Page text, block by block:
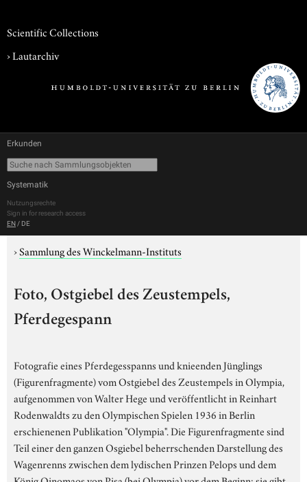
Scientific Collections
›Lautarchiv
Erkunden
Systematik
Nutzungsrechte
Sign in for research access
EN / DE
›Sammlung des Winckelmann-Instituts
Foto, Ostgiebel des Zeustempels,
Pferdegespann
Fotografie eines Pferdegesspanns und knieenden Jünglings
(Figurenfragmente) vom Ostgiebel des Zeustempels in Olympia,
aufgenommen von Walter Hege und veröffentlicht in Reinhart
Rodenwaldts zu den Olympischen Spielen 1936 in Berlin
erschienenen Publikation "Olympia". Die Figurenfragmente sind
Teil einer den ganzen Osgiebel beherrschenden Darstellung des
Wagenrenns zwischen dem lydischen Prinzen Pelops und dem